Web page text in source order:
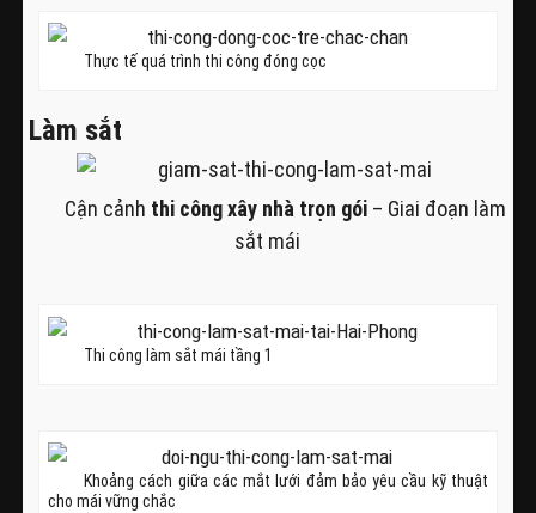
Thực tế quá trình thi công đóng cọc
Làm sắt
Cận cảnh thi công xây nhà trọn gói – Giai đoạn làm
sắt mái
Thi công làm sắt mái tầng 1
Khoảng cách giữa các mắt lưới đảm bảo yêu cầu kỹ thuật
cho mái vững chắc